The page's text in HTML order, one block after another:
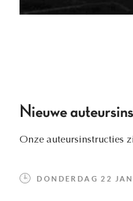
Nieuwe
Onze auteursinstructies
DONDERDAG 22